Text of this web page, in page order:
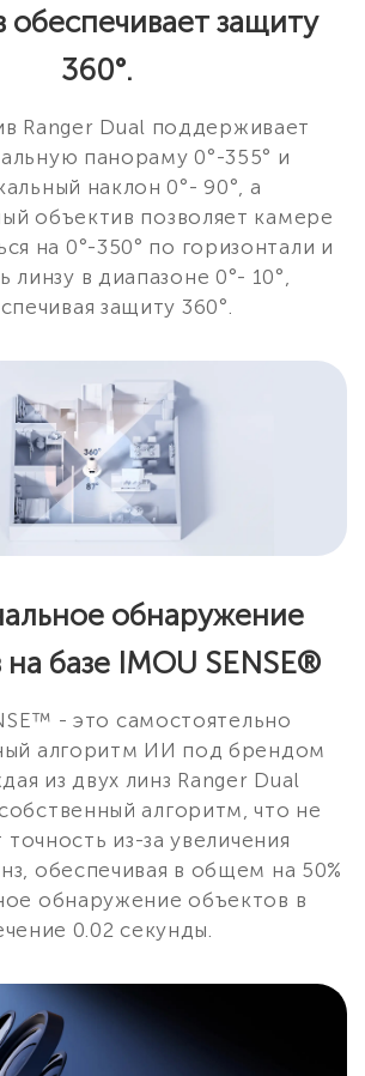
обеспечивает защиту
360°.
Ranger Dual поддерживает
панораму 0°-355° и
наклон 0°- 90°, а
объектив позволяет камере
на 0°-350° по горизонтали и
линзу в диапазоне 0°- 10°,
защиту 360°.
обнаружение
на базе IMOU SENSE®
- это самостоятельно
алгоритм ИИ под брендом
из двух линз Ranger Dual
алгоритм, что не
из-за увеличения
обеспечивая в общем на 50%
обнаружение объектов в
0.02 секунды.